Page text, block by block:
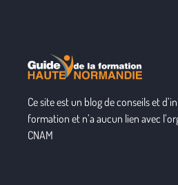
Ce site est un blog de conseils et
formation et n’a aucun lien avec
CNAM